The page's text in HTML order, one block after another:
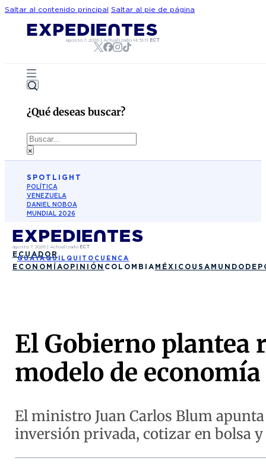
Saltar al contenido principal Saltar al pie de página
agosto 7, 2026| Actualizado 14:51:11 ECT
¿Qué deseas buscar?
Buscar
×
SPOTLIGHT
POLÍTICA
VENEZUELA
DANIEL NOBOA
MUNDIAL 2026
agosto 7, 2026| Actualizado ECT
ECUADOR
GUAYAQUIL QUITO CUENCA
ECONOMÍAOPINIÓN COLOMBIA MÉXICO USA MUNDO
El Gobierno plantea
modelo de
El ministro Juan Carlos Blum
inversión privada, cotizar en bolsa